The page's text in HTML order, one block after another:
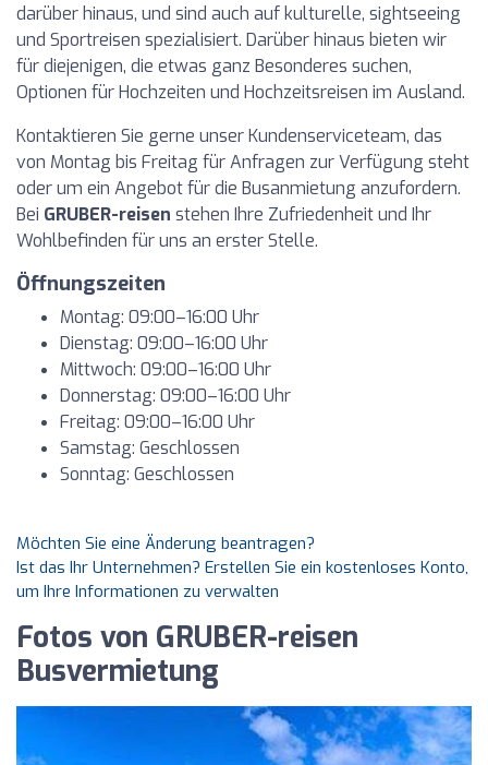
darüber hinaus, und sind auch auf kulturelle, sightseeing
und Sportreisen spezialisiert. Darüber hinaus bieten wir
für diejenigen, die etwas ganz Besonderes suchen,
Optionen für Hochzeiten und Hochzeitsreisen im Ausland.
Kontaktieren Sie gerne unser Kundenserviceteam, das
von Montag bis Freitag für Anfragen zur Verfügung steht
oder um ein Angebot für die Busanmietung anzufordern.
Bei GRUBER-reisen stehen Ihre Zufriedenheit und Ihr
Wohlbefinden für uns an erster Stelle.
Öffnungszeiten
Montag: 09:00–16:00 Uhr
Dienstag: 09:00–16:00 Uhr
Mittwoch: 09:00–16:00 Uhr
Donnerstag: 09:00–16:00 Uhr
Freitag: 09:00–16:00 Uhr
Samstag: Geschlossen
Sonntag: Geschlossen
Möchten Sie eine Änderung beantragen?
Ist das Ihr Unternehmen? Erstellen Sie ein kostenloses Konto,
um Ihre Informationen zu verwalten
Fotos von GRUBER-reisen
Busvermietung